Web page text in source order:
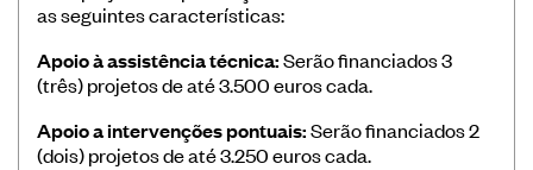
as seguintes características:
Apoio à assistência técnica:Serão financiados 3
(três) projetos de até 3.500 euros cada.
Apoio a intervenções pontuais:Serão financiados 2
(dois) projetos de até 3.250 euros cada.